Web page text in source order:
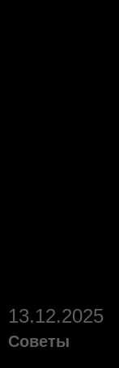
13.12.2025
Советы